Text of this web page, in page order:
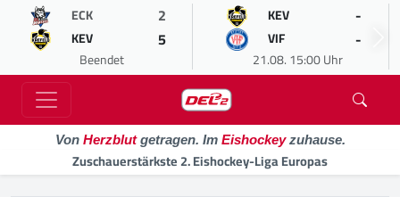
ECK 2
KEV 5
Beendet
KEV -
VIF -
21.08. 15:00 Uhr
Von Herzblutgetragen. Im Eishockeyzuhause.
Zuschauerstärkste 2. Eishockey-Liga Europas